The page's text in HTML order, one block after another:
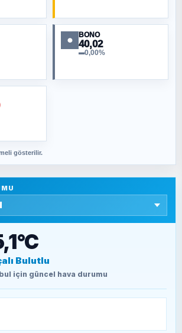
BÖLÜK
KILIÇOĞLU
beyinli bir müstevli alçağına
ŞAHİN
ÇİÇEK
ALPASLAN
Eskişehir Muharebeleri (10-24
● BONO
40,02
▬0,00%
gösterilir.
Bulutlu
için güncel hava durumu